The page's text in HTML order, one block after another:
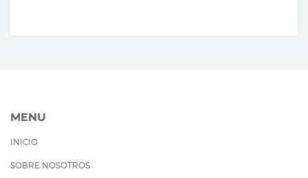
MENU
INICIO
SOBRE NOSOTROS